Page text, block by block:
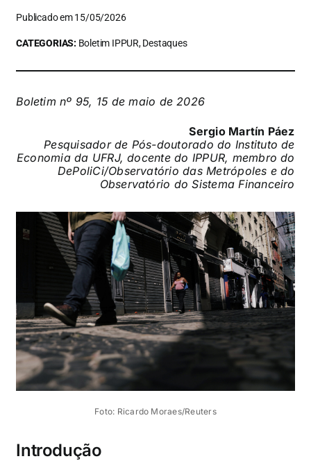
Publicado em 15/05/2026
CATEGORIAS: Boletim IPPUR, Destaques
Boletim nº 95, 15 de maio de 2026
Sergio Martín Páez
Pesquisador de Pós-doutorado do Instituto de
Economia da UFRJ, docente do IPPUR, membro do
DePoliCi/Observatório das Metrópoles e do
Observatório do Sistema Financeiro
Foto: Ricardo Moraes/Reuters
Introdução